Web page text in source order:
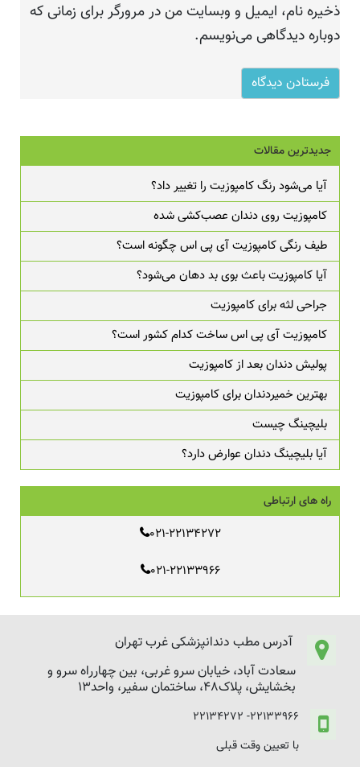
ذخیره نام، ایمیل و وبسایت من در مرورگر برای زمانی که
دوباره دیدگاهی می‌نویسم.
جدیدترین مقالات
آیا می‌شود رنگ کامپوزیت را تغییر داد؟
کامپوزیت روی دندان عصب‌کشی شده
طیف رنگی کامپوزیت آی پی اس چگونه است؟
آیا کامپوزیت باعث بوی بد دهان می‌شود؟
جراحی لثه برای کامپوزیت
کامپوزیت آی پی اس ساخت کدام کشور است؟
پولیش دندان بعد از کامپوزیت
بهترین خمیردندان برای کامپوزیت
بلیچینگ چیست
آیا بلیچینگ دندان عوارض دارد؟
راه های ارتباطی
021-22134272
021-22133966
آدرس مطب دندانپزشکی غرب تهران
سعادت آباد، خیابان سرو غربی، بین چهارراه سرو و
بخشایش، پلاک48، ساختمان سفیر، واحد13
22133966- 22134272
با تعیین وقت قبلی